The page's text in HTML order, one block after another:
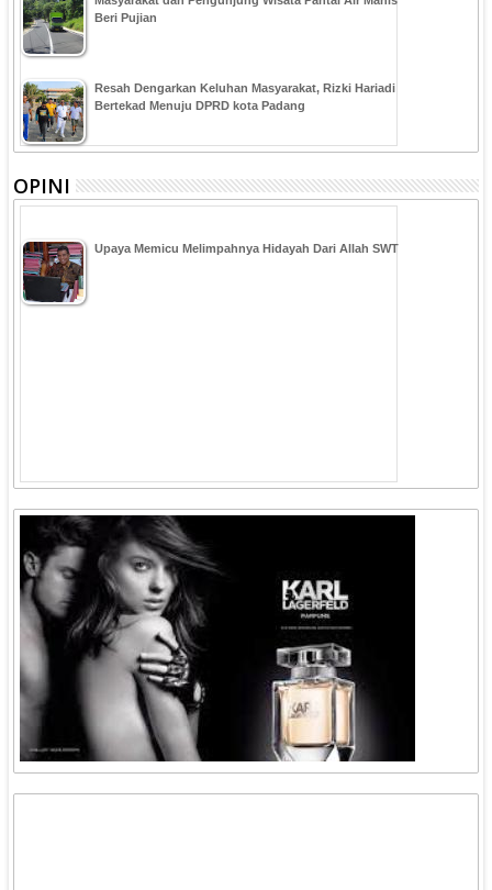
Beri Pujian
Resah Dengarkan Keluhan Masyarakat, Rizki Hariadi
Bertekad Menuju DPRD kota Padang
OPINI
Upaya Memicu Melimpahnya Hidayah Dari Allah SWT